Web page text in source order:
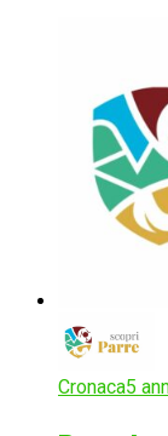
Cronaca5